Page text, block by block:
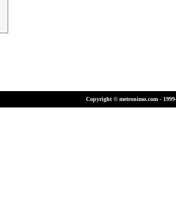
Copyright © metronimo.com -